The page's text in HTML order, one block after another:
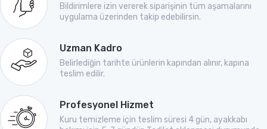
Bildirimlere izin vererek siparişinin tüm aşamalarını
uygulama üzerinden takip edebilirsin.
Uzman Kadro
Belirlediğin tarihte ürünlerin kapından alınır, kapına
teslim edilir.
Profesyonel Hizmet
Kuru temizleme için teslim süresi 4 gün, ayakkabı